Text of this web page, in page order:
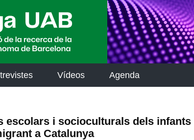
Vídeos Agenda
escolars i socioculturals dels infants
a Catalunya